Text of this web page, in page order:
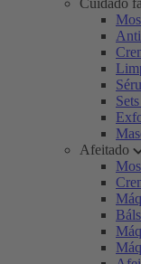
Cuidado
Afeitado